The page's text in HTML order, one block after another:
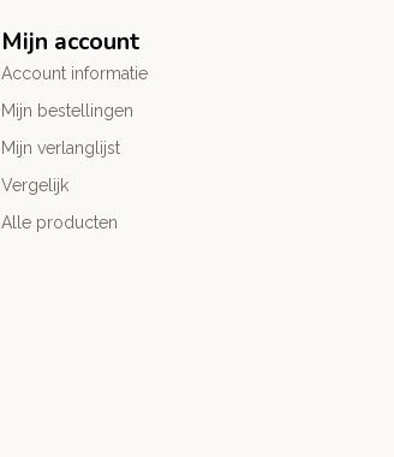
Mijn account
Account informatie
Mijn bestellingen
Mijn verlanglijst
Vergelijk
Alle producten